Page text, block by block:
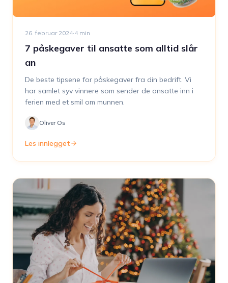
26. februar 2024·4min
7 påskegaver til ansatte som alltid slår
an
De beste tipsene for påskegaver fra din bedrift. Vi
har samlet syv vinnere som sender de ansatte inn i
ferien med et smil om munnen.
Oliver Os
Les innlegget